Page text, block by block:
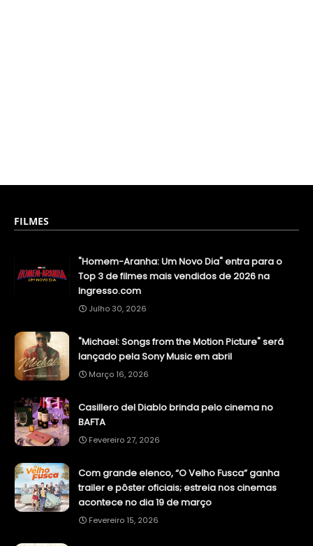
FILMES
"Homem-Aranha: Um Novo Dia" entra para o
Top 3 de filmes mais vendidos de 2026 na
Ingresso.com
Julho 30, 2026
"Michael: Songs from the Motion Picture" será
lançado pela Sony Music em abril
Março 16, 2026
Casillero del Diablo brinda pelo cinema no
BAFTA
Fevereiro 27, 2026
Com grande elenco, “O Velho Fusca” ganha
trailer e pôster oficiais; estreia nos cinemas
acontece no dia 19 de março
Fevereiro 15, 2026